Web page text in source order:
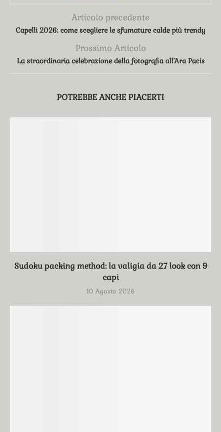
Articolo precedente
Capelli 2026: come scegliere le sfumature calde più trendy
Prossimo Articolo
La straordinaria celebrazione della fotografia all’Ara Pacis
POTREBBE ANCHE PIACERTI
Sudoku packing method: la valigia da 27 look con 9
capi
10 Agosto 2026